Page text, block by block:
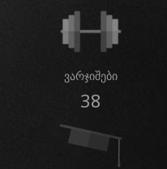
ვარჯიშები
38